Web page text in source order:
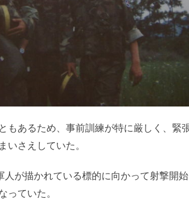
もあるため、事前訓練が特に厳しく、緊
いさえしていた。
が描かれている標的に向かって射撃開
っていた。